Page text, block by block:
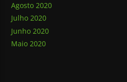
Agosto 2020
Julho 2020
Junho 2020
Maio 2020